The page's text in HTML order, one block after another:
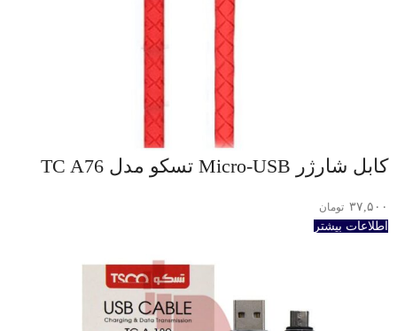
کابل شارژر Micro-USB تسکو مدل TC A76
۳۷,۵۰۰ تومان
اطلاعات بیشتر